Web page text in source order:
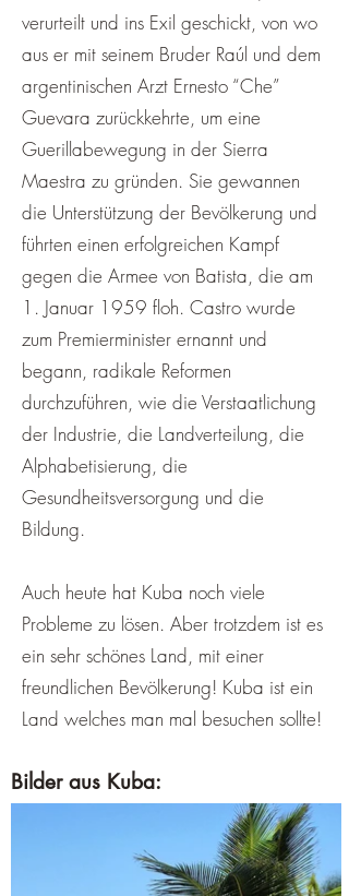
verurteilt und ins Exil geschickt, von wo
aus er mit seinem Bruder Raúl und dem
argentinischen Arzt Ernesto “Che”
Guevara zurückkehrte, um eine
Guerillabewegung in der Sierra
Maestra zu gründen. Sie gewannen
die Unterstützung der Bevölkerung und
führten einen erfolgreichen Kampf
gegen die Armee von Batista, die am
1. Januar 1959 floh. Castro wurde
zum Premierminister ernannt und
begann, radikale Reformen
durchzuführen, wie die Verstaatlichung
der Industrie, die Landverteilung, die
Alphabetisierung, die
Gesundheitsversorgung und die
Bildung.
Auch heute hat Kuba noch viele
Probleme zu lösen. Aber trotzdem ist es
ein sehr schönes Land, mit einer
freundlichen Bevölkerung! Kuba ist ein
Land welches man mal besuchen sollte!
Bilder aus Kuba: